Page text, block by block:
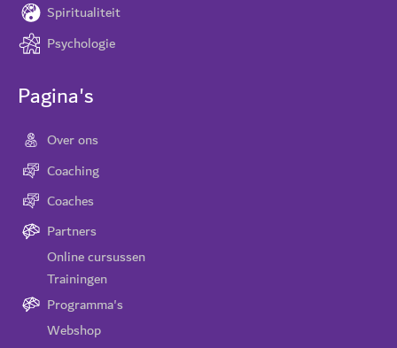
Spiritualiteit
Psychologie
Pagina's
Over ons
Coaching
Coaches
Partners
Online cursussen
Trainingen
Programma's
Webshop